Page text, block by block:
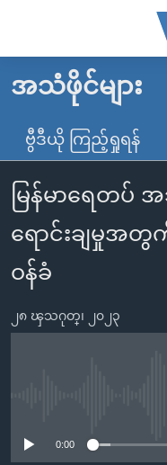
လွယ်ကူ
သည့်
Link
များ
ပင်မ
အကြောင်းအရာ
ကျော်
ကြည့်
မူလစာမျက်နှာ
မြန်မာ
ကမ္ဘာ့သတင်းများ
နိုင်ငံတကာ
အမေရိကန်
တရုတ်
အစ္စရေး-ပါလက်စတိုင်း
ဗွီဒီယို
သတင်းလွတ်လပ်ခွင့်
ရပ်ဝန်းတခု လမ်းတခု အ
အင်္ဂလိပ်စာလေ့လာမယ်
အမေရိကန်သုံးအီဒီယံ
အပတ်စဉ်ကဏ္ဍများ
အသံဖိုင်များ
ဗွီဒီယို ကြည့်ရှုရန်
မြန်မာရေတပ်
ရောင်းချမှုအတွ
ဝန်ခံ
၂၈ ၾသဂုတ္၊ ၂၀၂၃
0:00